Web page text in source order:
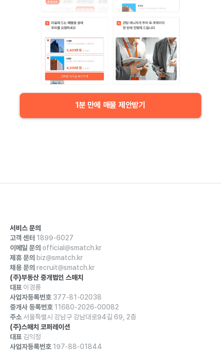
1분 만에 매물 제안받기
서비스 문의
고객 센터 1899-6027
이메일 문의 official@smatch.kr
제휴 문의 biz@smatch.kr
채용 문의 recruit@smatch.kr
(주)부동산 중개법인 스매치
대표 이경룡
사업자등록번호 377-81-02038
중개사 등록번호 11680-2026-00082
주소 서울특별시 강남구 강남대로94길 69, 2층
(주)스매치 코퍼레이션
대표 김익정
사업자등록번호 197-88-01844